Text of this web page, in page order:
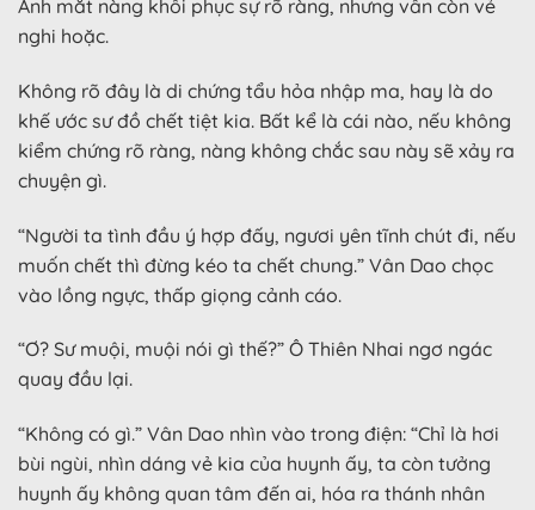
Ánh mắt nàng khôi phục sự rõ ràng, nhưng vẫn còn vẻ
nghi hoặc.
Không rõ đây là di chứng tẩu hỏa nhập ma, hay là do
khế ước sư đồ chết tiệt kia. Bất kể là cái nào, nếu không
kiểm chứng rõ ràng, nàng không chắc sau này sẽ xảy ra
chuyện gì.
“Người ta tình đầu ý hợp đấy, ngươi yên tĩnh chút đi, nếu
muốn chết thì đừng kéo ta chết chung.” Vân Dao chọc
vào lồng ngực, thấp giọng cảnh cáo.
“Ơ? Sư muội, muội nói gì thế?” Ô Thiên Nhai ngơ ngác
quay đầu lại.
“Không có gì.” Vân Dao nhìn vào trong điện: “Chỉ là hơi
bùi ngùi, nhìn dáng vẻ kia của huynh ấy, ta còn tưởng
huynh ấy không quan tâm đến ai, hóa ra thánh nhân